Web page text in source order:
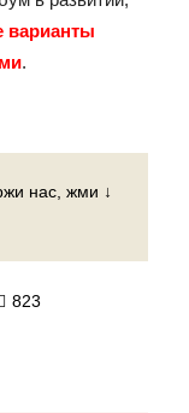
варианты
.
нас, жми ↓
823